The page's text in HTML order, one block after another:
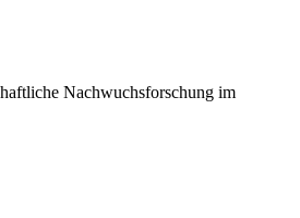
Nachwuchsforschung im